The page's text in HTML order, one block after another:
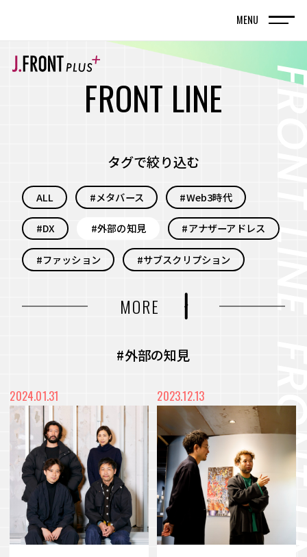
MENU
TOP トップページ
SPECIAL EDITION 特集記事
百貨店が街の新しい風景を編んでいく。神戸旧居
留地で体現する、共創型まちづくりの実践
地）に― グループシナジーと地域連携で街の魅
未来をより良く、面白くするー 従業員のWillを
起点に、スタートアップ企業との共創を目指すC
VIEW MORE
#メタバース #Web3時代 #DX
#外部の知見 #アナザーアドレス
FRONT LINE
タグで絞り込む
ALL #メタバース #Web3時代
#DX #外部の知見 #アナザーアドレス
#ファッション #サブスクリプション
#メディア #プロジェクト
#産学連携 #端材再活用
#デベロッパー事業 #職場づくり
#障がい者雇用 #雇用促進 #地域共栄
#リユース #価値共創 #環境共生
#事業承継 #ブランドづくり
MORE
#外部の知見
2024.01.31 2023.12.13